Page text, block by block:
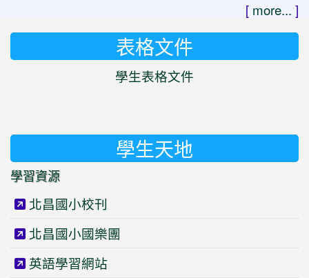
[ more... ]
表格文件
學生表格文件
學生天地
學習資源
北昌國小校刊
北昌國小國樂團
英語學習網站